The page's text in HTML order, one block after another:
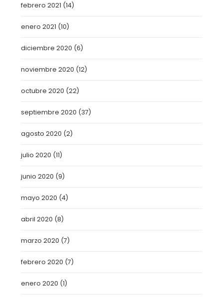
febrero 2021 (14)
enero 2021 (10)
diciembre 2020 (6)
noviembre 2020 (12)
octubre 2020 (22)
septiembre 2020 (37)
agosto 2020 (2)
julio 2020 (11)
junio 2020 (9)
mayo 2020 (4)
abril 2020 (8)
marzo 2020 (7)
febrero 2020 (7)
enero 2020 (1)